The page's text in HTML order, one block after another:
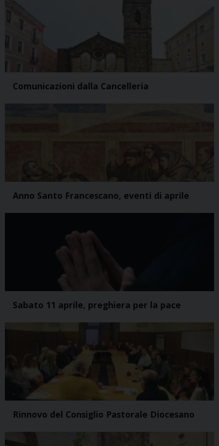
Comunicazioni dalla Cancelleria
Anno Santo Francescano, eventi di aprile
Sabato 11 aprile, preghiera per la pace
Rinnovo del Consiglio Pastorale Diocesano